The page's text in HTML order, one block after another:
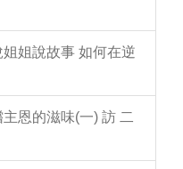
姐說故事 如何在逆
恩的滋味(一) 訪 二